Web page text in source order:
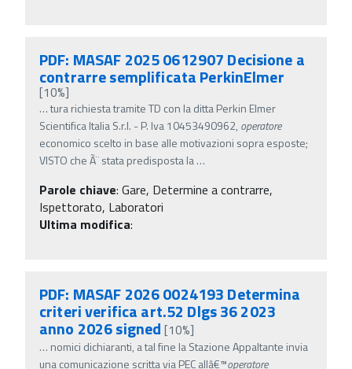
PDF: MASAF 2025 0612907 Decisione a
contrarre semplificata PerkinElmer
[10%]
…tura richiesta tramite TD con la ditta Perkin Elmer
Scientifica Italia S.r.l. - P. Iva 10453490962, operatore
economico scelto in base alle motivazioni sopra esposte;
VISTO che Ã¨ stata predisposta la…
Parole chiave: Gare, Determine a contrarre,
Ispettorato, Laboratori
Ultima modifica:
PDF: MASAF 2026 0024193 Determina
criteri verifica art.52 Dlgs 36 2023
anno 2026 signed [10%]
… nomici dichiaranti, a tal fine la Stazione Appaltante invia
una comunicazione scritta via PEC allâ€™operatore